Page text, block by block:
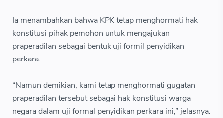
Ia menambahkan bahwa KPK tetap menghormati hak
konstitusi pihak pemohon untuk mengajukan
praperadilan sebagai bentuk uji formil penyidikan
perkara.
“Namun demikian, kami tetap menghormati gugatan
praperadilan tersebut sebagai hak konstitusi warga
negara dalam uji formal penyidikan perkara ini,” jelasnya.